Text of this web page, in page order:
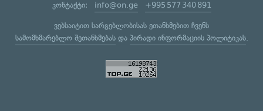
კონტაქტი: info@on.ge +995 577 340 891
ვებსაიტით სარგებლობისას ეთანხმებით ჩვენს
სამომხმარებლო შეთანხმებასდა პირადი ინფორმაციის პოლიტიკას.